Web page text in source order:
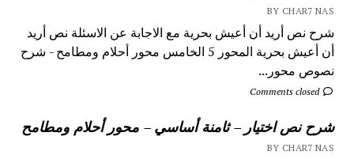
BY CHAR7 NAS
شرح نص أريد أن أعيش بحرية مع الاجابة عن الاسئلة نص أريد
أن أعيش بحرية المحور 5 الخامس محور أحلام ومطامح - شرح
نصوص محور...
Comments closed
شرح نص اختيار – ثامنة أساسي – محور أحلام ومطامح
BY CHAR7 NAS